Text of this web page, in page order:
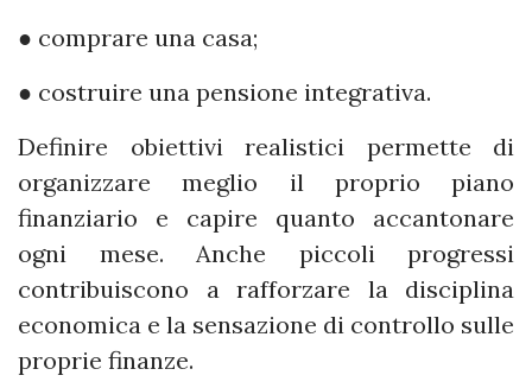
● comprare una casa;
● costruire una pensione integrativa.
Definire obiettivi realistici permette di
organizzare meglio il proprio piano
finanziario e capire quanto accantonare
ogni mese. Anche piccoli progressi
contribuiscono a rafforzare la disciplina
economica e la sensazione di controllo sulle
proprie finanze.